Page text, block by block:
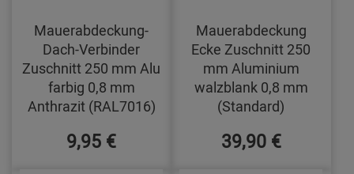
Mauerabdeckung-
Dach-Verbinder
Zuschnitt 250 mm Alu
farbig 0,8 mm
Anthrazit (RAL7016)
9,95 €
Mauerabdeckung
Ecke Zuschnitt 250
mm Aluminium
walzblank 0,8 mm
(Standard)
39,90 €